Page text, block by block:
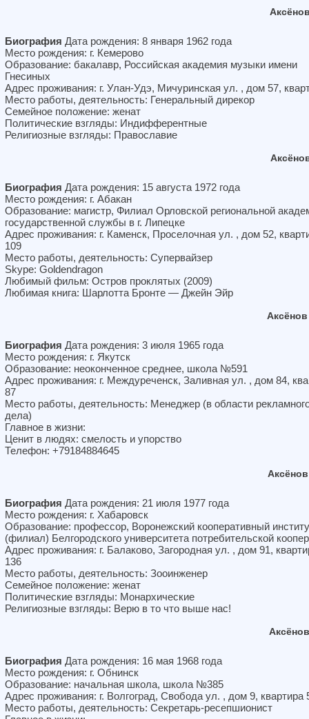
Биография Дата рождения: 8 января 1962 года
Место рождения: г. Кемерово
Образование: бакалавр, Российская академия музыки имени
Гнесиных
Адрес проживания: г. Улан-Удэ, Мичуринская ул. , дом 57,
Место работы, деятельность: Генеральный дирекор
Семейное положение: женат
Политические взгляды: Индифферентные
Религиозные взгляды: Православие
Биография Дата рождения: 15 августа 1972 года
Место рождения: г. Абакан
Образование: магистр, Филиал Орловской региональной
государственной службы в г. Липецке
Адрес проживания: г. Каменск, Проселочная ул. , дом 52,
109
Место работы, деятельность: Супервайзер
Skype: Goldendragon
Любимый фильм: Остров проклятых (2009)
Любимая книга: Шарлотта Бронте — Джейн Эйр
Биография Дата рождения: 3 июля 1965 года
Место рождения: г. Якутск
Образование: неоконченное среднее, школа №591
Адрес проживания: г. Междуреченск, Заливная ул. , дом 84,
87
Место работы, деятельность: Менеджер (в области
дела)
Главное в жизни:
Ценит в людях: смелость и упорство
Телефон: +79184884645
Биография Дата рождения: 21 июля 1977 года
Место рождения: г. Хабаровск
Образование: профессор, Воронежский кооперативный
(филиал) Белгородского университета потребительской
Адрес проживания: г. Балаково, Загородная ул. , дом 91,
136
Место работы, деятельность: Зооинженер
Семейное положение: женат
Политические взгляды: Монархические
Религиозные взгляды: Верю в то что выше нас!
Биография Дата рождения: 16 мая 1968 года
Место рождения: г. Обнинск
Образование: начальная школа, школа №385
Адрес проживания: г. Волгоград, Свобода ул. , дом 9, квартира
Место работы, деятельность: Секретарь-ресепшионист